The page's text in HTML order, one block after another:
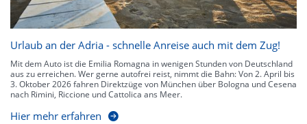
Urlaub an der Adria - schnelle Anreise auch mit dem Zug!
Mit dem Auto ist die Emilia Romagna in wenigen Stunden von Deutschland
aus zu erreichen. Wer gerne autofrei reist, nimmt die Bahn: Von 2. April bis
3. Oktober 2026 fahren Direktzüge von München über Bologna und Cesena
nach Rimini, Riccione und Cattolica ans Meer.
Hier mehr erfahren